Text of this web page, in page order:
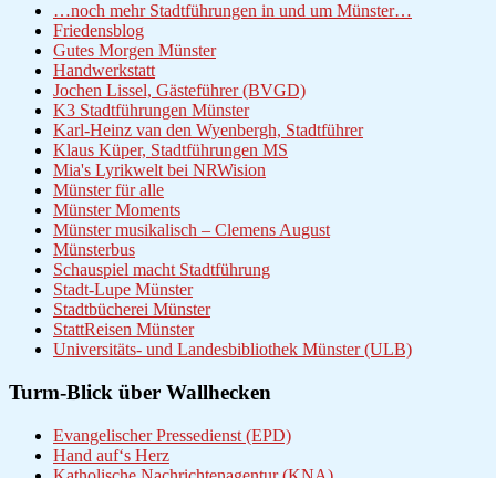
…noch mehr Stadtführungen in und um Münster…
Friedensblog
Gutes Morgen Münster
Handwerkstatt
Jochen Lissel, Gästeführer (BVGD)
K3 Stadtführungen Münster
Karl-Heinz van den Wyenbergh, Stadtführer
Klaus Küper, Stadtführungen MS
Mia's Lyrikwelt bei NRWision
Münster für alle
Münster Moments
Münster musikalisch – Clemens August
Münsterbus
Schauspiel macht Stadtführung
Stadt-Lupe Münster
Stadtbücherei Münster
StattReisen Münster
Universitäts- und Landesbibliothek Münster (ULB)
Turm-Blick über Wallhecken
Evangelischer Pressedienst (EPD)
Hand auf‘s Herz